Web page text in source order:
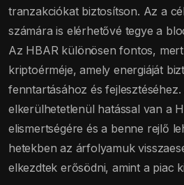
tranzakciókat biztosítson. Az a
számára is elérhetővé tegye a
Az HBAR különösen fontos,
kriptoérméje, amely energiáját
fenntartásához és
elkerülhetetlenül hatással van a
elismertségére és a benne rejlő
hetekben az árfolyamuk
elkezdtek erősödni, amint a piac